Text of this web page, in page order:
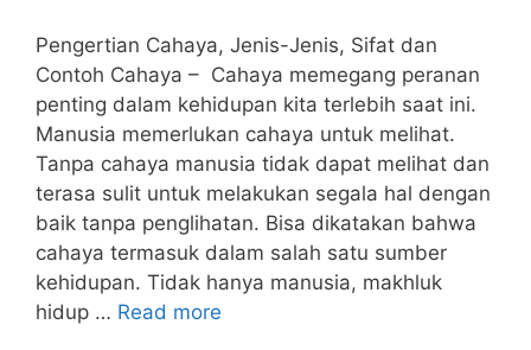
Pengertian Cahaya, Jenis-Jenis, Sifat dan
Contoh Cahaya – Cahaya memegang peranan
penting dalam kehidupan kita terlebih saat ini.
Manusia memerlukan cahaya untuk melihat.
Tanpa cahaya manusia tidak dapat melihat dan
terasa sulit untuk melakukan segala hal dengan
baik tanpa penglihatan. Bisa dikatakan bahwa
cahaya termasuk dalam salah satu sumber
kehidupan. Tidak hanya manusia, makhluk
hidup … Read more